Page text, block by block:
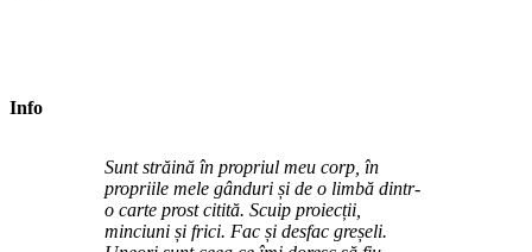
Info
Sunt străină în propriul meu corp, în
propriile mele gânduri și de o limbă dintr-
o carte prost citită. Scuip proiecții,
minciuni și frici. Fac și desfac greșeli.